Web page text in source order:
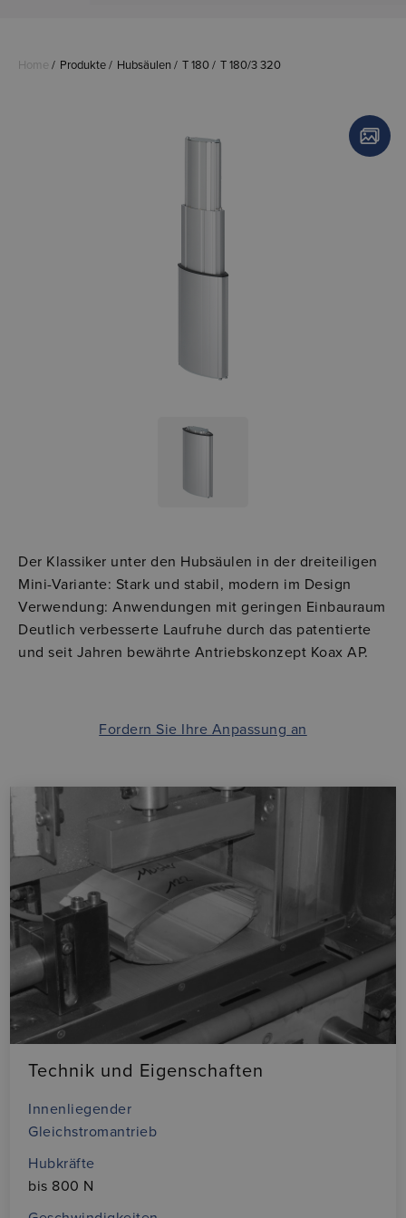
Home Produkte Hubsäulen T 180 T 180/3 320
Der Klassiker unter den Hubsäulen in der dreiteiligen
Mini-Variante: Stark und stabil, modern im Design
Verwendung: Anwendungen mit geringen Einbauraum
Deutlich verbesserte Laufruhe durch das patentierte
und seit Jahren bewährte Antriebskonzept Koax AP.
Fordern Sie Ihre Anpassung an
Technik und Eigenschaften
Innenliegender
Gleichstromantrieb
Hubkräfte
bis 800 N